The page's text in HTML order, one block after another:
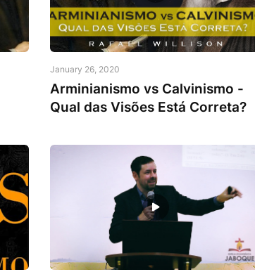
January 26, 2020
Arminianismo vs Calvinismo -
Qual das Visões Está Correta?